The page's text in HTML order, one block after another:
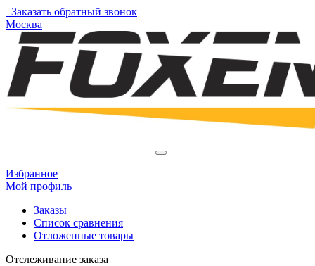
Заказать обратный звонок
Москва
Избранное
Мой профиль
Заказы
Список сравнения
Отложенные товары
Отслеживание заказа